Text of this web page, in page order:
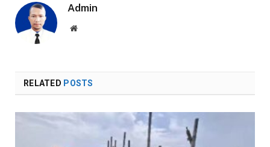
Admin
Website
RELATED POSTS